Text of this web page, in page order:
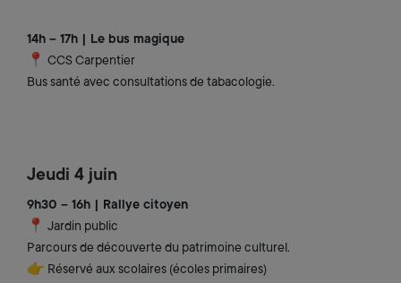
14h – 17h | Le bus magique
📍 CCS Carpentier
Bus santé avec consultations de tabacologie.
Jeudi 4 juin
9h30 – 16h | Rallye citoyen
📍 Jardin public
Parcours de découverte du patrimoine culturel.
👉 Réservé aux scolaires (écoles primaires)